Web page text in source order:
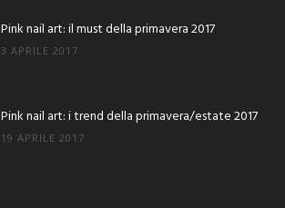
Pink nail art: il must della primavera 2017
3 APRILE 2017
Pink nail art: i trend della primavera/estate 2017
19 APRILE 2017